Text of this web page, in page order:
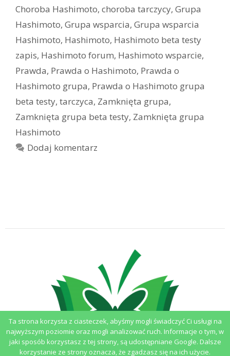
Choroba Hashimoto, choroba tarczycy, Grupa
Hashimoto, Grupa wsparcia, Grupa wsparcia
Hashimoto, Hashimoto, Hashimoto beta testy
zapis, Hashimoto forum, Hashimoto wsparcie,
Prawda, Prawda o Hashimoto, Prawda o
Hashimoto grupa, Prawda o Hashimoto grupa
beta testy, tarczyca, Zamknięta grupa,
Zamknięta grupa beta testy, Zamknięta grupa
Hashimoto
Dodaj komentarz
Ta strona korzysta z ciasteczek, abyśmy mogli świadczyć Ci usługi na
najwyższym poziomie oraz mogli analizować ruch. Informacje o tym, w
jaki sposób korzystasz z tej strony, są udostępniane Google. Dalsze
korzystanie ze strony oznacza, że zgadzasz się na ich użycie.